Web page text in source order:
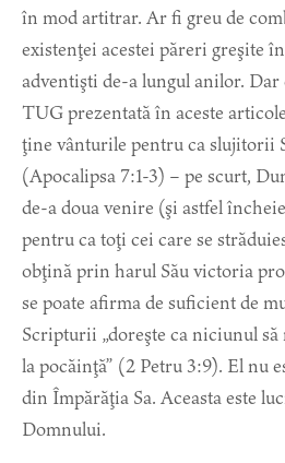
în mod artitrar. Ar fi greu de
existenţei acestei păreri greşite
adventişti de-a lungul anilor.
TUG prezentată în aceste
ţine vânturile pentru ca slujitorii
(Apocalipsa 7:1-3) – pe scurt,
de-a doua venire (şi astfel
pentru ca toţi cei care se
obţină prin harul Său victoria
se poate afirma de suficient de
Scripturii „doreşte ca niciunul
la pocăinţă” (2 Petru 3:9). El nu
din Împărăţia Sa. Aceasta este
Domnului.